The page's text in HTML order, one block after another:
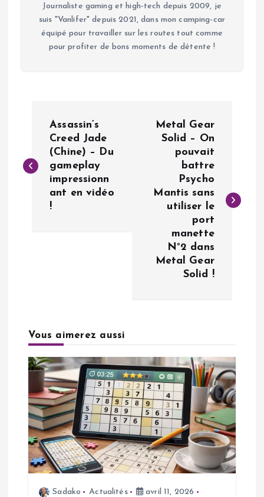
Journaliste gaming et high-tech depuis 2009, je
suis "Vanlifer" depuis 2021, dans mon camping-car
équipé pour travailler sur les routes tout comme
pour profiter de bons moments de détente !
v
o
n
d
e
Assassin’s
Creed Jade
(Chine) – Du
gameplay
impressionn
ant en vidéo
!
Metal Gear
Solid – On
pouvait
battre
Psycho
Mantis sans
utiliser le
port
manette
N°2 dans
Metal Gear
Solid !
Vous aimerez aussi
Sadako Actualités
avril 11, 2026